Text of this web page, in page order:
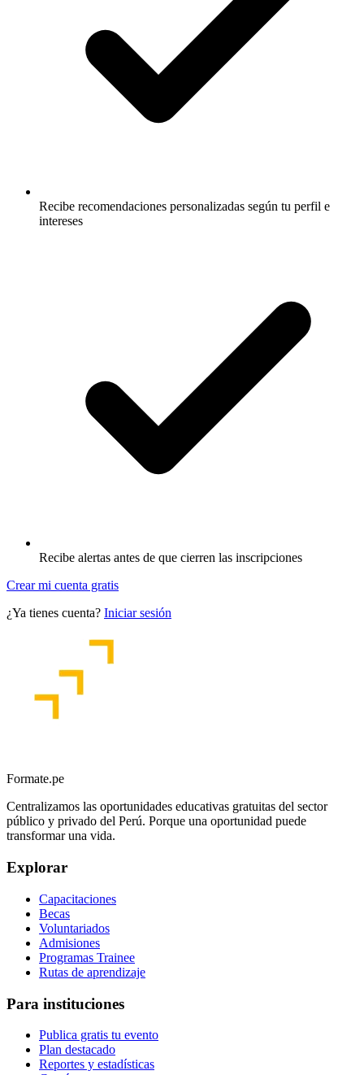
Recibe recomendaciones personalizadas según tu perfil e
intereses
Recibe alertas antes de que cierren las inscripciones
Crear mi cuenta gratis
¿Ya tienes cuenta? Iniciar sesión
Formate.pe
Centralizamos las oportunidades educativas gratuitas del sector
público y privado del Perú. Porque una oportunidad puede
transformar una vida.
Explorar
Capacitaciones
Becas
Voluntariados
Admisiones
Programas Trainee
Rutas de aprendizaje
Para instituciones
Publica gratis tu evento
Plan destacado
Reportes y estadísticas